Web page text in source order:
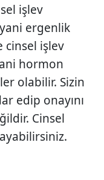
işlev
ergenlik
cinsel işlev
hormon
olabilir. Sizin
edip onayını
Cinsel